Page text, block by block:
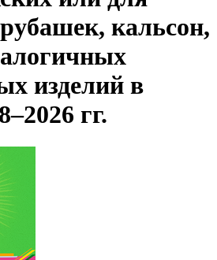
кальсон,
изделий в
гг.